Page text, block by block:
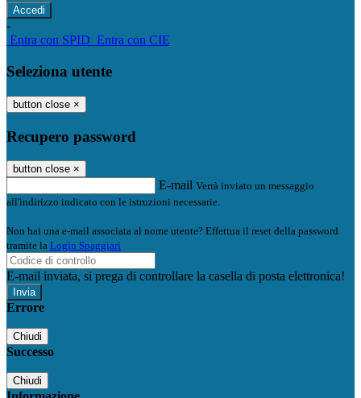
-
Entra con SPID Entra con CIE
Seleziona utente
button close ×
Recupero password
button close ×
E-mail Verrà inviato un messaggio
all'indirizzo indicato con le istruzioni necessarie.
Non hai una e-mail associata al nome utente? Effettua il reset della password
tramite la Login Spaggiari
E-mail inviata, si prega di controllare la casella di posta elettronica!
Errore
Chiudi
Successo
Chiudi